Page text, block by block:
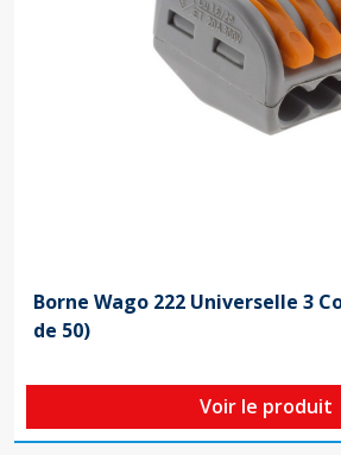
Borne Wago 222 Universelle 3
de 50)
Voir le produit